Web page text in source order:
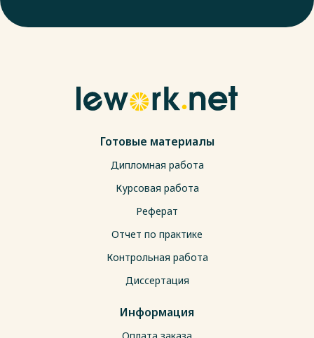
Готовые материалы
Дипломная работа
Курсовая работа
Реферат
Отчет по практике
Контрольная работа
Диссертация
Информация